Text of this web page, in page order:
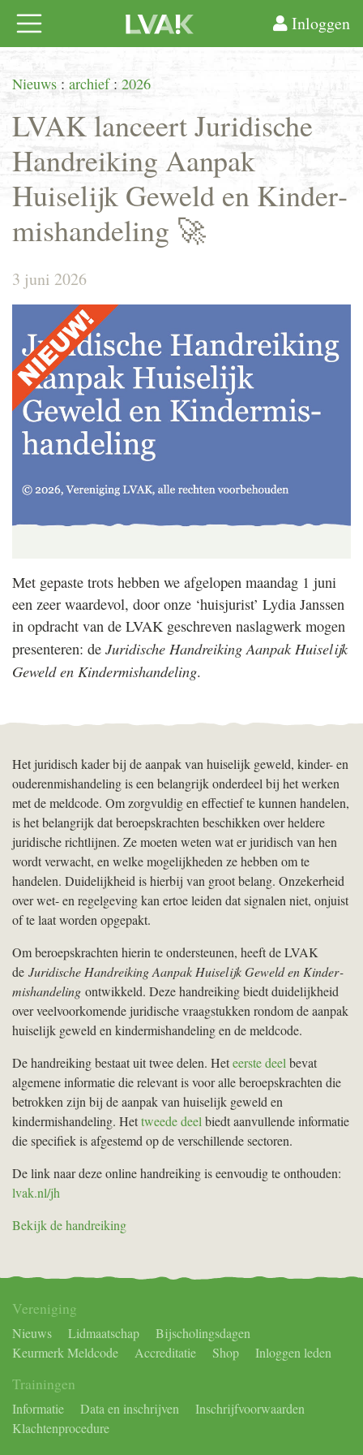
Inloggen
Nieuws : archief: 2026
LVAK lanceert Juridische
Handreiking Aanpak
Huiselijk Geweld en Kinder­
mis­han­deling 🚀
3 juni 2026
Met gepaste trots hebben we afgelopen maandag 1 juni
een zeer waardevol, door onze ‘huisjurist’ Lydia Janssen
in opdracht van de LVAK geschreven naslagwerk mogen
presenteren: de Juridische Handreiking Aanpak Huiselijk
Geweld en Kinder­mis­han­deling.
Het juridisch kader bij de aanpak van huiselijk geweld, kinder- en
ouderenmishandeling is een belangrijk onderdeel bij het werken
met de meldcode. Om zorgvuldig en effectief te kunnen handelen,
is het belangrijk dat beroepskrachten beschikken over heldere
juridische richtlijnen. Ze moeten weten wat er juridisch van hen
wordt verwacht, en welke mogelijkheden ze hebben om te
handelen. Duidelijkheid is hierbij van groot belang. Onzekerheid
over wet- en regelgeving kan ertoe leiden dat signalen niet, onjuist
of te laat worden opgepakt.
Om beroepskrachten hierin te ondersteunen, heeft deLVAK
de Juridische Handreiking Aanpak Huiselijk Geweld en Kinder­
mis­han­deling ontwikkeld. Deze handreiking biedt duidelijkheid
over veelvoorkomende juridische vraagstukken rondom de aanpak
huiselijk geweld en kindermishandeling en de meldcode.
De handreiking bestaat uit twee delen. Heteerste deelbevat
algemene informatie die relevant is voor alle beroepskrachten die
betrokken zijn bij de aanpak van huiselijk geweld en
kindermishandeling. Hettweede deelbiedt aanvullende informatie
die specifiek is afgestemd op de verschillende sectoren.
De link naar deze online handreiking is eenvoudig te onthouden:
lvak.nl/jh
Bekijk de handreiking
Vereniging
Nieuws Lidmaatschap
Bijscholingsdagen
Keurmerk Meldcode
Accreditatie Shop Inloggen leden
Trainingen
Informatie Data en inschrijven
Inschrijfvoorwaarden
Klachtenprocedure